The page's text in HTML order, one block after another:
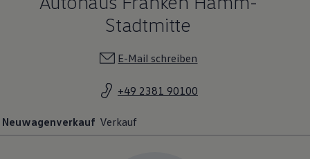
Stadtmitte
E-Mail schreiben
+49 2381 90100
Neuwagenverkauf Verkauf